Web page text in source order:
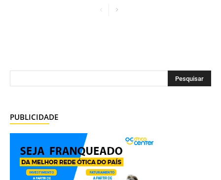
PUBLICIDADE